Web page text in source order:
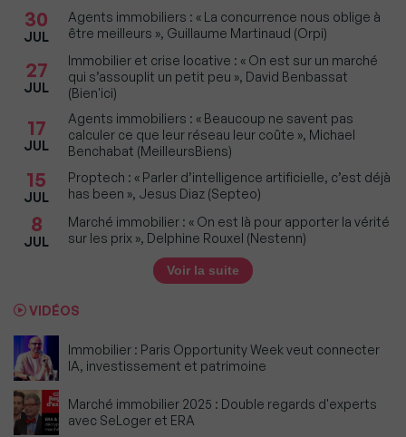
30
JUL
Agents immobiliers : « La concurrence nous oblige à
être meilleurs », Guillaume Martinaud (Orpi)
27
JUL
Immobilier et crise locative : « On est sur un marché
qui s’assouplit un petit peu », David Benbassat
(Bien'ici)
17
JUL
Agents immobiliers : « Beaucoup ne savent pas
calculer ce que leur réseau leur coûte », Michael
Benchabat (MeilleursBiens)
15
JUL
Proptech : « Parler d’intelligence artificielle, c’est déjà
has been », Jesus Diaz (Septeo)
8
JUL
Marché immobilier : « On est là pour apporter la vérité
sur les prix », Delphine Rouxel (Nestenn)
Voir la suite
VIDÉOS
Immobilier : Paris Opportunity Week veut connecter
IA, investissement et patrimoine
Marché immobilier 2025 : Double regards d'experts
avec SeLoger et ERA